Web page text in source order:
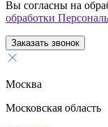
Вы согласны на
обработки
Заказать звонок
Москва
Московская область